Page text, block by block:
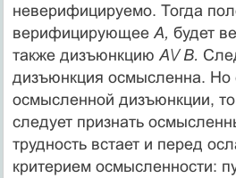
неверифицируемо. Тогда
верифицирующее А, будет
также дизъюнк­цию А\/ В.
дизъюнкция осмысленна. Но
осмысленной дизъюнкции,
следует признать
трудность встает и перед
критерием осмысленности: